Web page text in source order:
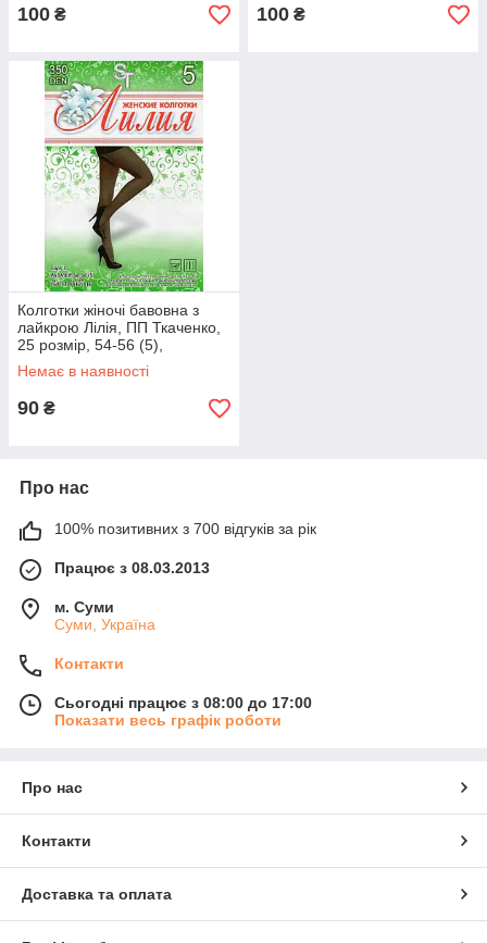
100 ₴ 100 ₴
Колготки жіночі бавовна з
лайкрою Лілія, ПП Ткаченко,
25 розмір, 54-56 (5),
коричневі
Немає в наявності
90 ₴
Про нас
100% позитивних з 700 відгуків за рік
Працює з 08.03.2013
м. Суми
Суми, Україна
Контакти
Сьогодні працює з 08:00 до 17:00
Показати весь графік роботи
Про нас
Контакти
Доставка та оплата